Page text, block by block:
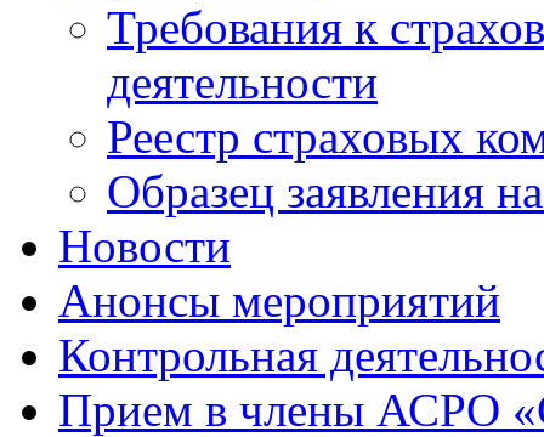
Требования к
деятельности
Реестр страховых
Образец заявления
Новости
Анонсы мероприятий
Контрольная
Прием в члены АСРО